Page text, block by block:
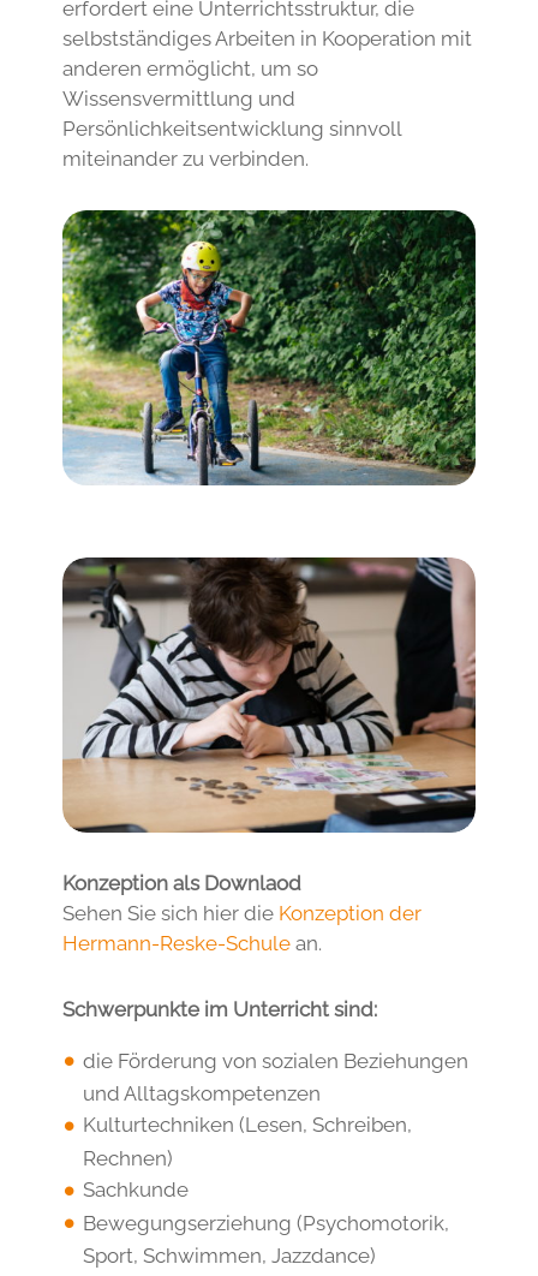
erfordert eine Unterrichtsstruktur, die
selbstständiges Arbeiten in Kooperation mit
anderen ermöglicht, um so
Wissensvermittlung und
Persönlichkeitsentwicklung sinnvoll
miteinander zu verbinden.
Konzeption als Downlaod
Sehen Sie sich hier die Konzeption der
Hermann-Reske-Schule an.
Schwerpunkte im Unterricht sind:
die Förderung von sozialen Beziehungen
und Alltagskompetenzen
Kulturtechniken (Lesen, Schreiben,
Rechnen)
Sachkunde
Bewegungserziehung (Psychomotorik,
Sport, Schwimmen, Jazzdance)